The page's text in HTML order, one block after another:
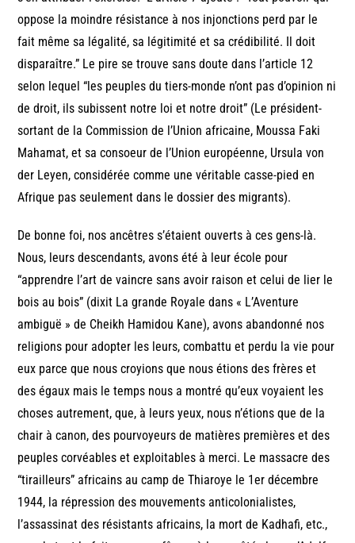
oppose la moindre résistance à nos injonctions perd par le
fait même sa légalité, sa légitimité et sa crédibilité. Il doit
disparaître.” Le pire se trouve sans doute dans l’article 12
selon lequel “les peuples du tiers-monde n’ont pas d’opinion ni
de droit, ils subissent notre loi et notre droit” (Le président-
sortant de la Commission de l’Union africaine, Moussa Faki
Mahamat, et sa consoeur de l’Union européenne, Ursula von
der Leyen, considérée comme une véritable casse-pied en
Afrique pas seulement dans le dossier des migrants).
De bonne foi, nos ancêtres s’étaient ouverts à ces gens-là.
Nous, leurs descendants, avons été à leur école pour
“apprendre l’art de vaincre sans avoir raison et celui de lier le
bois au bois” (dixit La grande Royale dans « L’Aventure
ambiguë » de Cheikh Hamidou Kane), avons abandonné nos
religions pour adopter les leurs, combattu et perdu la vie pour
eux parce que nous croyions que nous étions des frères et
des égaux mais le temps nous a montré qu’eux voyaient les
choses autrement, que, à leurs yeux, nous n’étions que de la
chair à canon, des pourvoyeurs de matières premières et des
peuples corvéables et exploitables à merci. Le massacre des
“tirailleurs” africains au camp de Thiaroye le 1er décembre
1944, la répression des mouvements anticolonialistes,
l’assassinat des résistants africains, la mort de Kadhafi, etc.,